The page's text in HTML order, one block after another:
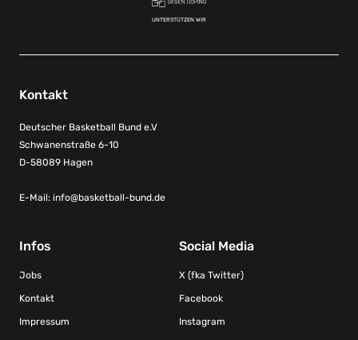
UNTERSTÜTZEN WIR
Kontakt
Deutscher Basketball Bund e.V
Schwanenstraße 6-10
D-58089 Hagen
E-Mail: info@basketball-bund.de
Infos
Jobs
Kontakt
Impressum
Social Media
X (fka Twitter)
Facebook
Instagram